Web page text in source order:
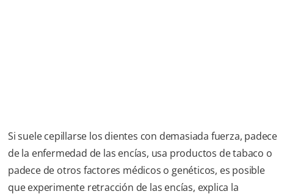
Si suele cepillarse los dientes con demasiada fuerza, padece
de la enfermedad de las encías, usa productos de tabaco o
padece de otros factores médicos o genéticos, es posible
que experimente retracción de las encías, explica la